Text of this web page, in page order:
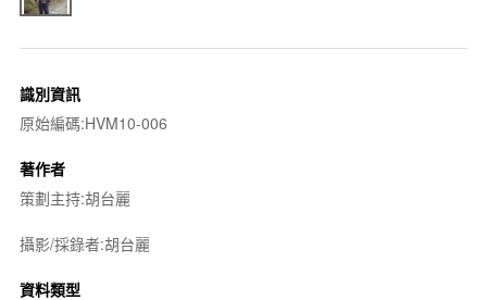
識別資訊
原始編碼:HVM10-006
著作者
策劃主持:胡台麗
攝影/採錄者:胡台麗
資料類型